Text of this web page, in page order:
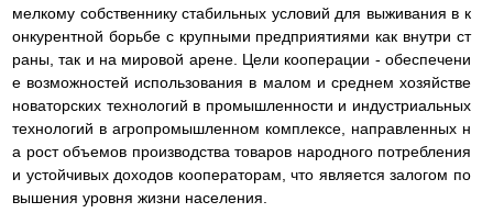
мелкому собственнику стабильных условий для выживания в к
онкурентной борьбе с крупными предприятиями как внутри ст
раны, так и на мировой арене. Цели кооперации - обеспечени
е возможностей использования в малом и среднем хозяйстве
новаторских технологий в промышленности и индустриальных
технологий в агропромышленном комплексе, направленных н
а рост объемов производства товаров народного потребления
и устойчивых доходов кооператорам, что является залогом по
вышения уровня жизни населения.